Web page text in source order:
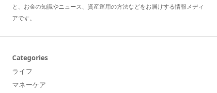
と、お金の知識やニュース、資産運用の方法などをお届けする情報メディ
アです。
Categories
ライフ
マネーケア